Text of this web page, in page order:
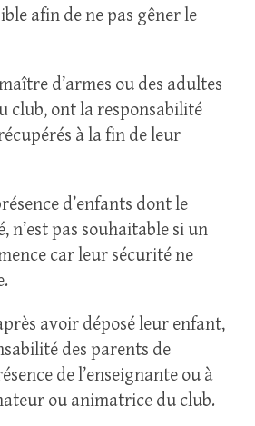
afin de ne pas gêner le
d’armes ou des adultes
club, ont la responsabilité
à la fin de leur
d’enfants dont le
n’est pas souhaitable si un
car leur sécurité ne
avoir déposé leur enfant,
des parents de
de l’enseignante ou à
ou animatrice du club.